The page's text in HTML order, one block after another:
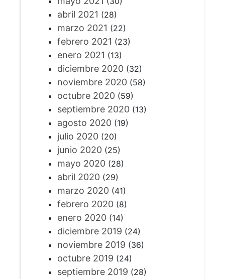
abril 2021 (28)
marzo 2021 (22)
febrero 2021 (23)
enero 2021 (13)
diciembre 2020(32)
noviembre 2020(58)
octubre 2020(59)
septiembre 2020(13)
agosto 2020(19)
julio 2020(20)
junio 2020(25)
mayo 2020(28)
abril 2020(29)
marzo 2020(41)
febrero 2020(8)
enero 2020(14)
diciembre 2019 (24)
noviembre 2019 (36)
octubre 2019 (24)
septiembre 2019 (28)